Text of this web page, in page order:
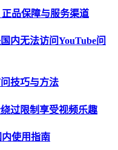
品保障与服务渠道
内无法访问YouTube问
技巧与方法
过限制享受视频乐趣
使用指南